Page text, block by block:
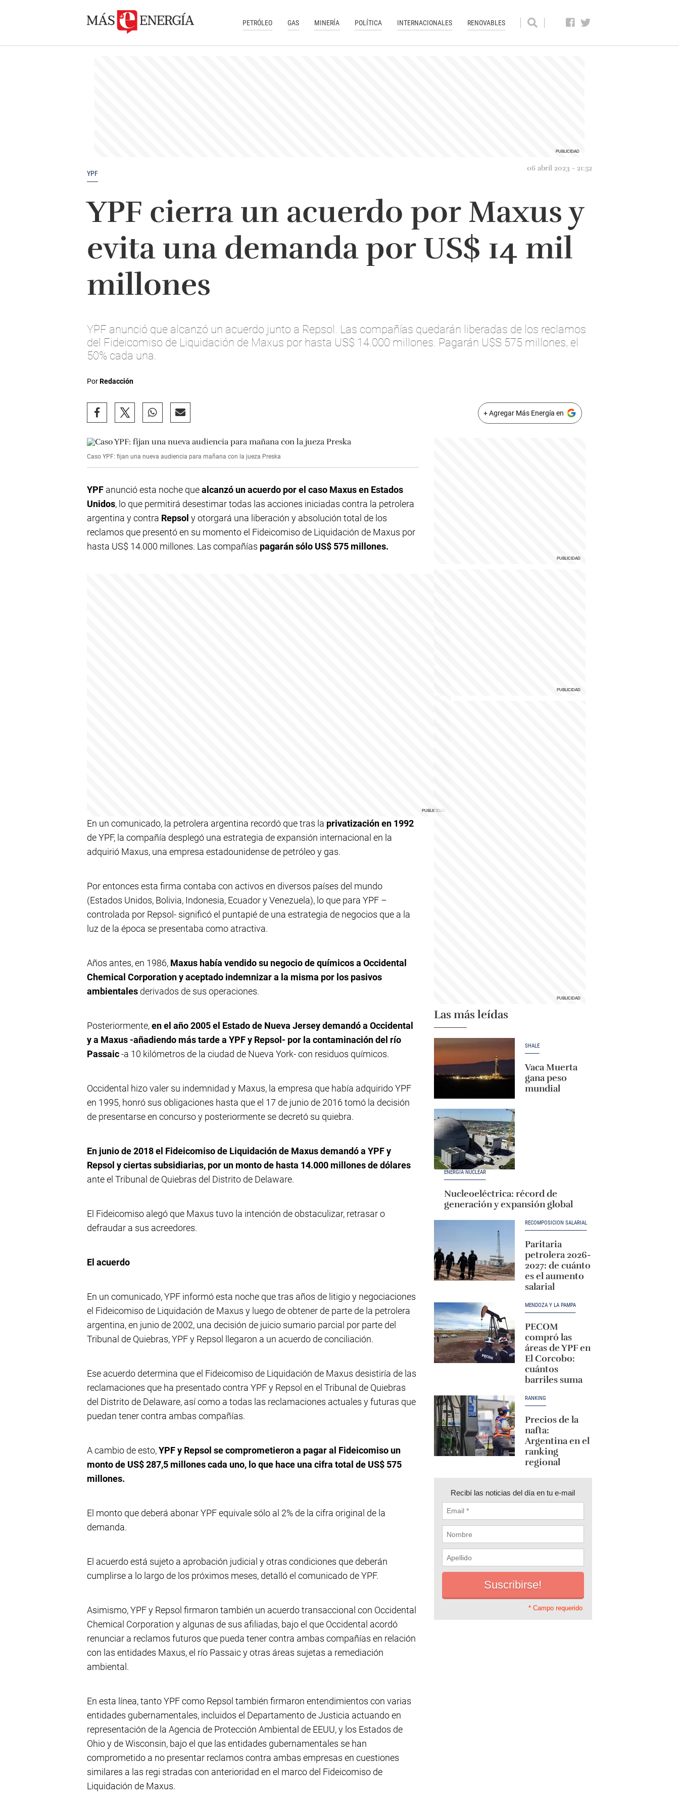
PETRÓLEO GAS MINERÍA POLÍTICA INTERNACIONALES RENOVABLES
YPF
06 abril 2023 - 21:52
YPF cierra un acuerdo por Maxus y
evita una demanda por US$ 14 mil
millones
YPF anunció que alcanzó un acuerdo junto a Repsol. Las compañías quedarán liberadas de los reclamos
del Fideicomiso de Liquidación de Maxus por hasta US$ 14.000 millones. Pagarán U$S 575 millones, el
50% cada una.
PorRedacción
+ Agregar Más Energía en
Caso YPF: fijan una nueva audiencia para mañana con la jueza Preska
YPF anunció esta noche quealcanzó un acuerdo por el caso Maxus en Estados
Unidos, lo que permitirá desestimar todas las acciones iniciadas contra la petrolera
argentina y contra Repsol y otorgará una liberación y absolución total de los
reclamos que presentó en su momento el Fideicomiso de Liquidación de Maxus por
hasta US$ 14.000 millones. Las compañías pagarán sólo US$ 575 millones.
En un comunicado, la petrolera argentina recordó que tras la privatización en 1992
de YPF, la compañía desplegó una estrategia de expansión internacional en la
adquirió Maxus, una empresa estadounidense de petróleo y gas.
Por entonces esta firma contaba con activos en diversos países del mundo
(Estados Unidos, Bolivia, Indonesia, Ecuador y Venezuela), lo que para YPF –
controlada por Repsol- significó el puntapié de una estrategia de negocios que a la
luz de la época se presentaba como atractiva.
Años antes, en 1986, Maxus había vendido su negocio de químicos a Occidental
Chemical Corporation y aceptado indemnizar a la misma por los pasivos
ambientales derivados de sus operaciones.
Posteriormente,en el año 2005 el Estado de Nueva Jersey demandó a Occidental
y a Maxus -añadiendo más tarde a YPF y Repsol- por la contaminación del río
Passaic-a 10 kilómetros de la ciudad de Nueva York- con residuos químicos.
Occidental hizo valer su indemnidad y Maxus, la empresa que había adquirido YPF
en 1995, honró sus obligaciones hasta que el 17 de junio de 2016 tomó la decisión
de presentarse en concurso y posteriormente se decretó su quiebra.
En junio de 2018 el Fideicomiso de Liquidación de Maxus demandó a YPF y
Repsol y ciertas subsidiarias, por un monto de hasta 14.000 millones de dólares
ante el Tribunal de Quiebras del Distrito de Delaware.
El Fideicomiso alegó que Maxus tuvo la intención de obstaculizar, retrasar o
defraudar a sus acreedores.
El acuerdo
En un comunicado, YPF informó esta noche que tras años de litigio y negociaciones
el Fideicomiso de Liquidación de Maxus y luego de obtener de parte de la petrolera
argentina, en junio de 2002, una decisión de juicio sumario parcial por parte del
Tribunal de Quiebras, YPF y Repsol llegaron a un acuerdo de conciliación.
Ese acuerdo determina que el Fideicomiso de Liquidación de Maxus desistiría de las
reclamaciones que ha presentado contra YPF y Repsol en el Tribunal de Quiebras
del Distrito de Delaware, así como a todas las reclamaciones actuales y futuras que
puedan tener contra ambas compañías.
A cambio de esto,YPF y Repsol se comprometieron a pagar al Fideicomiso un
monto de US$ 287,5 millones cada uno, lo que hace una cifra total de US$ 575
millones.
El monto que deberá abonar YPF equivale sólo al 2% de la cifra original de la
demanda.
El acuerdo está sujeto a aprobación judicial y otras condiciones que deberán
cumplirse a lo largo de los próximos meses, detalló el comunicado de YPF.
Asimismo, YPF y Repsol firmaron también un acuerdo transaccional con Occidental
Chemical Corporation y algunas de sus afiliadas, bajo el que Occidental acordó
renunciar a reclamos futuros que pueda tener contra ambas compañías en relación
con las entidades Maxus, el río Passaic y otras áreas sujetas a remediación
ambiental.
En esta línea, tanto YPF como Repsol también firmaron entendimientos con varias
entidades gubernamentales, incluidos el Departamento de Justicia actuando en
representación de la Agencia de Protección Ambiental de EEUU, y los Estados de
Ohio y de Wisconsin, bajo el que las entidades gubernamentales se han
comprometido a no presentar reclamos contra ambas empresas en cuestiones
similares a las regi stradas con anterioridad en el marco del Fideicomiso de
Liquidación de Maxus.
Las más leídas
SHALE
Vaca Muerta
gana peso
mundial
ENERGÍA NUCLEAR
Nucleoeléctrica: récord de
generación y expansión global
RECOMPOSICIÓN SALARIAL
Paritaria
petrolera 2026-
2027: de cuánto
es el aumento
salarial
MENDOZA Y LA PAMPA
PECOM
compró las
áreas de YPF en
El Corcobo:
cuántos
barriles suma
RANKING
Precios de la
nafta:
Argentina en el
ranking
regional
Recibí las noticias del día en tu e-mail
* Campo requerido